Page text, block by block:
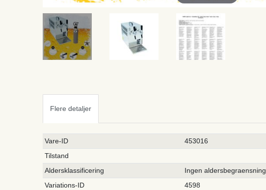
Flere detaljer
Ceres::Template.singleItemTechnicalDataAttribute
Ceres::Template.singleItemTechnicalDataValue
Vare-ID
453016
Tilstand
Aldersklassificering
Ingen aldersbegraensning
Variations-ID
4598